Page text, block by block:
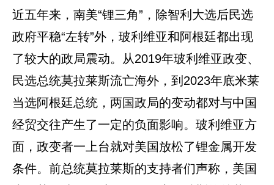
近五年来，南美“锂三角”，除智利大选后民选
政府平稳“左转”外，玻利维亚和阿根廷都出现
了较大的政局震动。从2019年玻利维亚政变、
民选总统莫拉莱斯流亡海外，到2023年底米莱
当选阿根廷总统，两国政局的变动都对与中国
经贸交往产生了一定的负面影响。玻利维亚方
面，政变者一上台就对美国放松了锂金属开发
条件。前总统莫拉莱斯的支持者们声称，美国